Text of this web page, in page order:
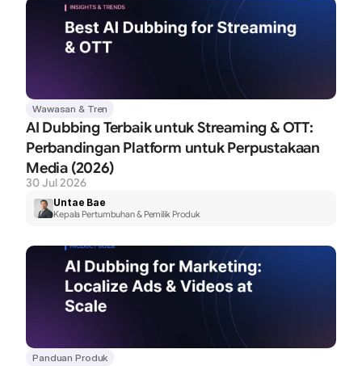
Wawasan & Tren
AI Dubbing Terbaik untuk Streaming & OTT:
Perbandingan Platform untuk Perpustakaan
Media (2026)
30 Jul 2026
Untae Bae
Kepala Pertumbuhan & Pemilik Produk
Panduan Produk